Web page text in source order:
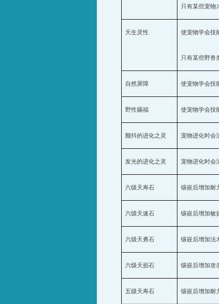
只有某些宠物
天生灵性 使宠物学会技
只有某些野兽
自然屏障 使宠物学会技
野性赐福 使宠物学会技
颤抖的进化之灵 宠物进化时会
发光的进化之灵 宠物进化时会
六级天寿石 镶嵌后增加耐
六级天速石 镶嵌后增加敏
六级天勇石 镶嵌后增加法
六级天损石 镶嵌后增加攻
五级天寿石 镶嵌后增加耐